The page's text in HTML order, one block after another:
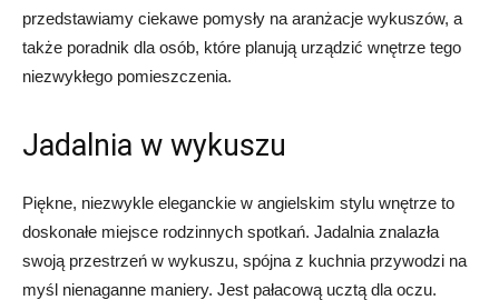
przedstawiamy ciekawe pomysły na aranżacje wykuszów, a
także poradnik dla osób, które planują urządzić wnętrze tego
niezwykłego pomieszczenia.
Jadalnia w wykuszu
Piękne, niezwykle eleganckie w angielskim stylu wnętrze to
doskonałe miejsce rodzinnych spotkań. Jadalnia znalazła
swoją przestrzeń w wykuszu, spójna z kuchnia przywodzi na
myśl nienaganne maniery. Jest pałacową ucztą dla oczu.